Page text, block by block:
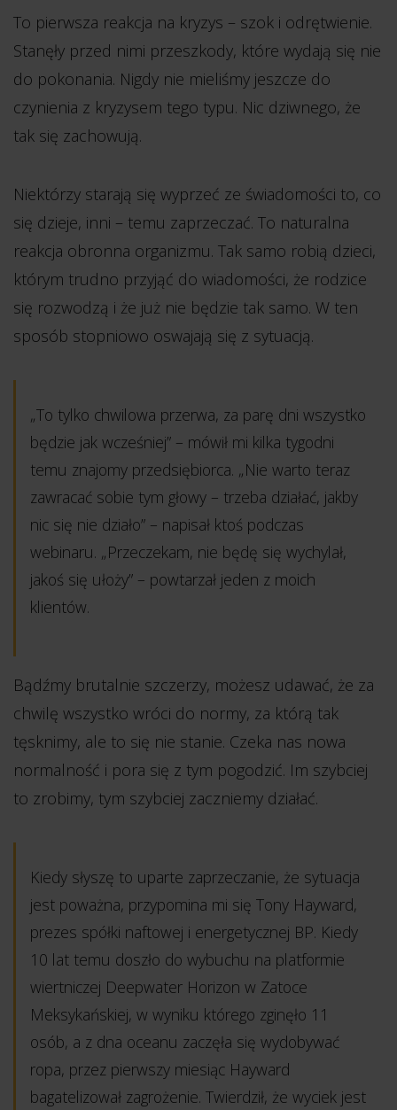
To pierwsza reakcja na kryzys – szok i odrętwienie.
Stanęły przed nimi przeszkody, które wydają się nie
do pokonania. Nigdy nie mieliśmy jeszcze do
czynienia z kryzysem tego typu. Nic dziwnego, że
tak się zachowują.
Niektórzy starają się wyprzeć ze świadomości to, co
się dzieje, inni – temu zaprzeczać. To naturalna
reakcja obronna organizmu. Tak samo robią dzieci,
którym trudno przyjąć do wiadomości, że rodzice
się rozwodzą i że już nie będzie tak samo. W ten
sposób stopniowo oswajają się z sytuacją.
„To tylko chwilowa przerwa, za parę dni wszystko
będzie jak wcześniej” – mówił mi kilka tygodni
temu znajomy przedsiębiorca. „Nie warto teraz
zawracać sobie tym głowy – trzeba działać, jakby
nic się nie działo” – napisał ktoś podczas
webinaru. „Przeczekam, nie będę się wychylał,
jakoś się ułoży” – powtarzał jeden z moich
klientów.
Bądźmy brutalnie szczerzy, możesz udawać, że za
chwilę wszystko wróci do normy, za którą tak
tęsknimy, ale to się nie stanie. Czeka nas nowa
normalność i pora się z tym pogodzić. Im szybciej
to zrobimy, tym szybciej zaczniemy działać.
Kiedy słyszę to uparte zaprzeczanie, że sytuacja
jest poważna, przypomina mi się Tony Hayward,
prezes spółki naftowej i energetycznej BP. Kiedy
10 lat temu doszło do wybuchu na platformie
wiertniczej Deepwater Horizon w Zatoce
Meksykańskiej, w wyniku którego zginęło 11
osób, a z dna oceanu zaczęła się wydobywać
ropa, przez pierwszy miesiąc Hayward
bagatelizował zagrożenie. Twierdził, że wyciek jest